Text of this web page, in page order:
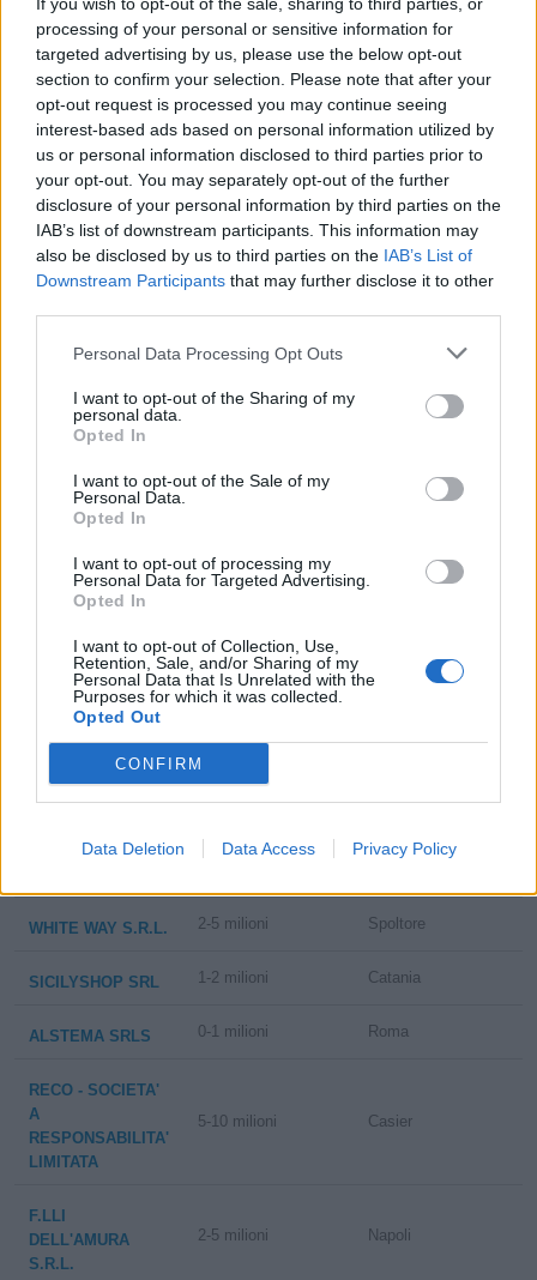
processing of your personal or sensitive information for
targeted advertising by us, please use the below opt-out
section to confirm your selection. Please note that after your
opt-out request is processed you may continue seeing
interest-based ads based on personal information utilized by
us or personal information disclosed to third parties prior to
your opt-out. You may separately opt-out of the further
disclosure of your personal information by third parties on the
IAB’s list of downstream participants. This information may
also be disclosed by us to third parties on the IAB’s List of
Downstream Participants that may further disclose it to other
Personal Data Processing Opt Outs
I want to opt-out of the Sharing of my
personal data.
Opted In
I want to opt-out of the Sale of my
Personal Data.
Opted In
I want to opt-out of processing my
Personal Data for Targeted Advertising.
Opted In
I want to opt-out of Collection, Use,
Retention, Sale, and/or Sharing of my
Personal Data that Is Unrelated with the
Purposes for which it was collected.
Opted Out
CONFIRM
Data Deletion Data Access Privacy Policy
Mostra Filtri
Totale risultati: 62889
Azienda Fatturato Città
LA VELA
GIMMI
RISTONET SRL
CIBIAMO SRL 5-10 milioni Milano
COLASANTI
CATERING S.R.L.
1-2 milioni
GEMOS SOCIETA'
COOPERATIVA
0-1 milioni Savona
WHITE WAY S.R.L. 2-5 milioni Spoltore
SICILYSHOP SRL 1-2 milioni Catania
ALSTEMA SRLS 0-1 milioni Roma
RECO - SOCIETA'
A
RESPONSABILITA'
LIMITATA
5-10 milioni Casier
F.LLI
DELL'AMURA
S.R.L.
2-5 milioni Napoli